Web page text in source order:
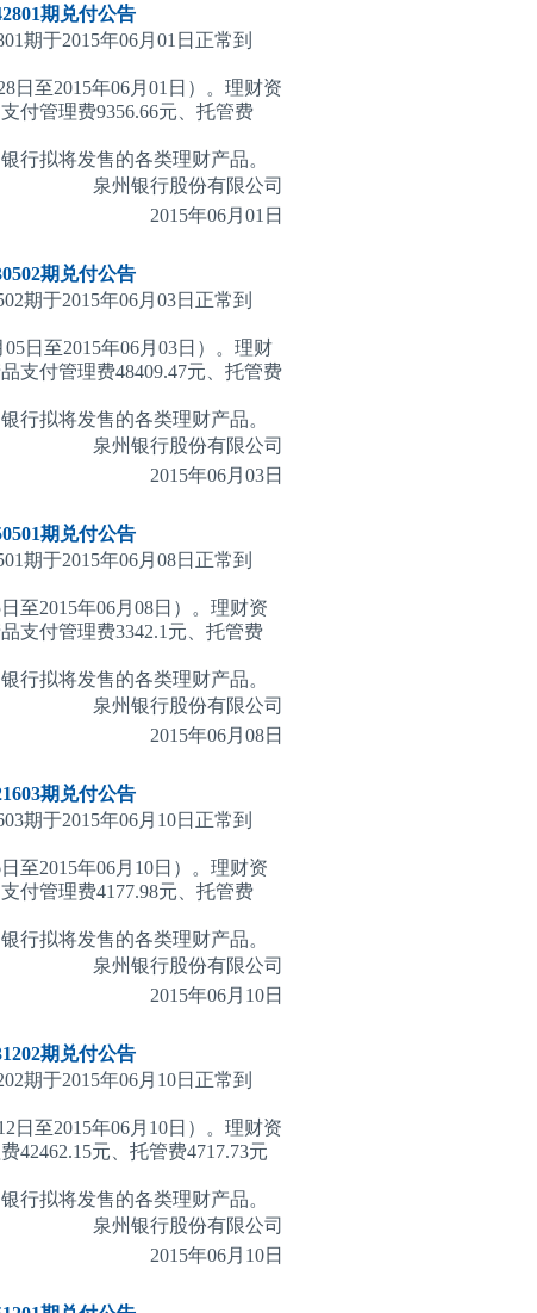
期 兑付公告
期于2015年06月01日正常到
日至2015年06月01日）。理财资
付管理费9356.66元、托管费
行拟将发售的各类理财产品。
泉州银行股份有限公司
2015年06月01日
期 兑付公告
期于2015年06月03日正常到
日至2015年06月03日）。理财
支付管理费48409.47元、托管费
行拟将发售的各类理财产品。
泉州银行股份有限公司
2015年06月03日
期 兑付公告
期于2015年06月08日正常到
至2015年06月08日）。理财资
支付管理费3342.1元、托管费
行拟将发售的各类理财产品。
泉州银行股份有限公司
2015年06月08日
期 兑付公告
期于2015年06月10日正常到
至2015年06月10日）。理财资
付管理费4177.98元、托管费
行拟将发售的各类理财产品。
泉州银行股份有限公司
2015年06月10日
期 兑付公告
期于2015年06月10日正常到
日至2015年06月10日）。理财资
元、托管费4717.73元
行拟将发售的各类理财产品。
泉州银行股份有限公司
2015年06月10日